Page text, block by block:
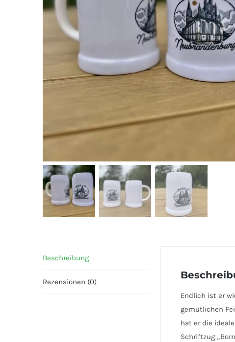
Beschreibung
Rezensionen (0)
Endlich ist er
gemütlichen
hat er die
Schriftzug